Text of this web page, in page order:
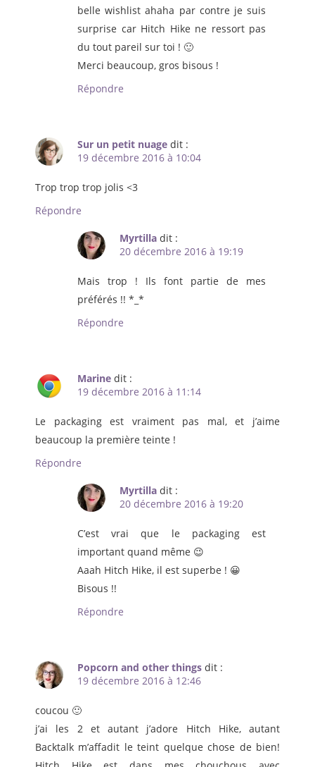
belle wishlist ahaha par contre je suis
surprise car Hitch Hike ne ressort pas
du tout pareil sur toi ! 🙂
Merci beaucoup, gros bisous !
Répondre
Sur un petit nuage dit :
19 décembre 2016 à 10:04
Trop trop trop jolis <3
Répondre
Myrtilla dit :
20 décembre 2016 à 19:19
Mais trop ! Ils font partie de mes
préférés !! *_*
Répondre
Marine dit :
19 décembre 2016 à 11:14
Le packaging est vraiment pas mal, et j’aime
beaucoup la première teinte !
Répondre
Myrtilla dit :
20 décembre 2016 à 19:20
C’est vrai que le packaging est
important quand même 😉
Aaah Hitch Hike, il est superbe ! 😀
Bisous !!
Répondre
Popcorn and other things dit :
19 décembre 2016 à 12:46
coucou 🙂
j’ai les 2 et autant j’adore Hitch Hike, autant
Backtalk m’affadit le teint quelque chose de bien!